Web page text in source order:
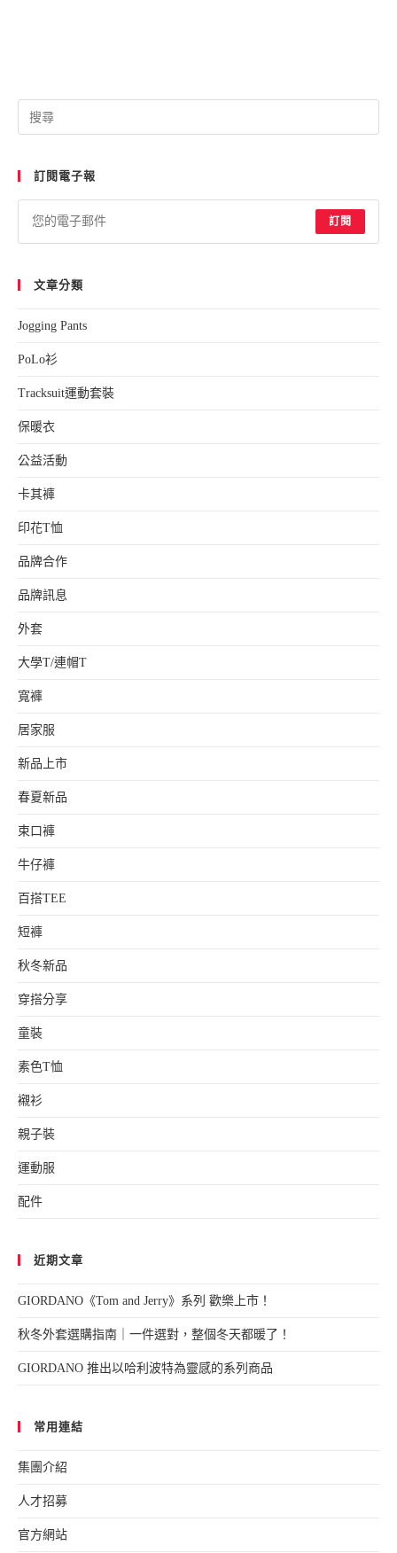
the
訂閱電子報
訂閱
文章分類
Jogging Pants
PoLo衫
Tracksuit運動套裝
保暖衣
公益活動
卡其褲
印花T恤
品牌合作
品牌訊息
外套
大學T/連帽T
寬褲
居家服
新品上市
春夏新品
束口褲
牛仔褲
百搭TEE
短褲
秋冬新品
穿搭分享
童裝
素色T恤
襯衫
親子裝
運動服
配件
近期文章
GIORDANO《Tom and Jerry》系列 歡樂上市！
秋冬外套選購指南｜一件選對，整個冬天都暖了！
GIORDANO 推出以哈利波特為靈感的系列商品
常用連結
集團介紹
人才招募
官方網站